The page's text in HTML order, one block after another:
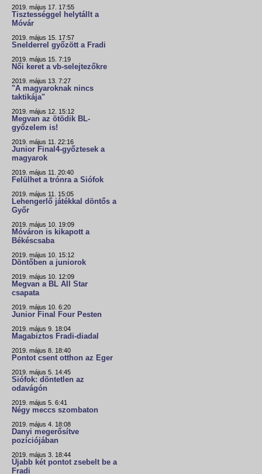
2019. május 17. 17:55
Tisztességgel helytállt a
Móvár
2019. május 15. 17:57
Snelderrel győzött a Fradi
2019. május 15. 7:19
Női keret a vb-selejtezőkre
2019. május 13. 7:27
"A magyaroknak nincs
taktikája"
2019. május 12. 15:12
Megvan az ötödik BL-
győzelem is!
2019. május 11. 22:16
Junior Final4-győztesek a
magyarok
2019. május 11. 20:40
Felülhet a trónra a Siófok
2019. május 11. 15:05
Lehengerlő játékkal döntős a
Győr
2019. május 10. 19:09
Móváron is kikapott a
Békéscsaba
2019. május 10. 15:12
Döntőben a juniorok
2019. május 10. 12:09
Megvan a BL All Star
csapata
2019. május 10. 6:20
Junior Final Four Pesten
2019. május 9. 18:04
Magabiztos Fradi-diadal
2019. május 8. 18:40
Pontot csent otthon az Eger
2019. május 5. 14:45
Siófok: döntetlen az
odavágón
2019. május 5. 6:41
Négy meccs szombaton
2019. május 4. 18:08
Danyi megerősítve
pozíciójában
2019. május 3. 18:44
Újabb két pontot zsebelt be a
Fradi